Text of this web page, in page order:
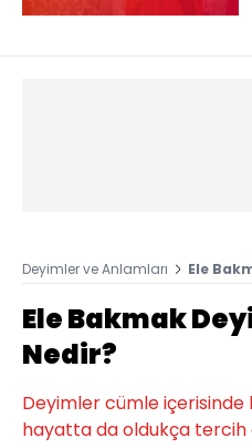
Deyimler ve Anlamları Ele
Ele Bakmak
Nedir?
Deyimler cümle içerisinde
hayatta da oldukça tercih